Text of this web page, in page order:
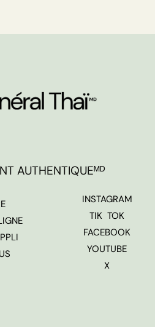
AUTHENTIQUEᴹᴰ
INSTAGRAM
TIK TOK
FACEBOOK
YOUTUBE
X